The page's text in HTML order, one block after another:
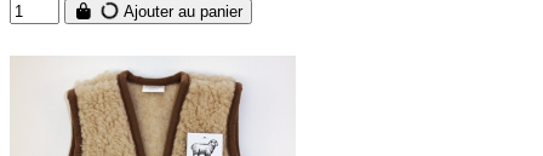
Ajouter au panier